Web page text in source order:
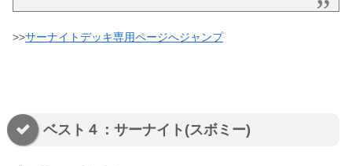
>>サーナイトデッキ専用ページへジャンプ
ベスト４：サーナイト(スボミー)